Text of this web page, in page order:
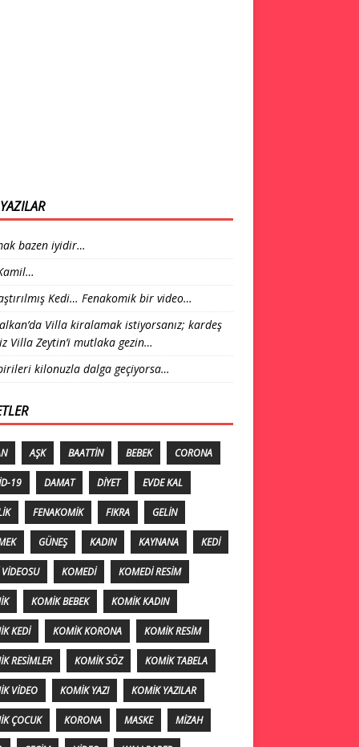
bazen iyidir…
Kedi… Fenakomik bir video…
Villa kiralamak istiyorsanız; kardeş
Villa Zeytin’i mutlaka gezin…
kilonuzla dalga geçiyorsa…
AŞK BAATTIN BEBEK CORONA
19 DAMAT DIYET EVDE KAL
FENAKOMIK FIKRA GELIN
GÜNEŞ KADIN KAYNANA KEDI
KOMEDI KOMEDI RESIM
KOMIK BEBEK KOMIK KADIN
KEDI KOMIK KORONA KOMIK RESIM
RESIMLER KOMIK SÖZ KOMIK TABELA
VIDEO KOMIK YAZI KOMIK YAZILAR
ÇOCUK KORONA MASKE MIZAH